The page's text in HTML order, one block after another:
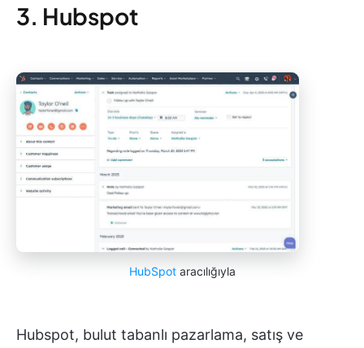
3. Hubspot
HubSpotaracılığıyla
Hubspot, bulut tabanlı pazarlama, satış ve